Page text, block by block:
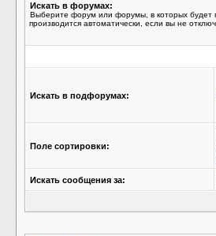
Искать в форумах:
Выберите форум или форумы, в которых будет
производится автоматически, если вы не
Искать в подфорумах:
Поле сортировки:
Искать сообщения за: